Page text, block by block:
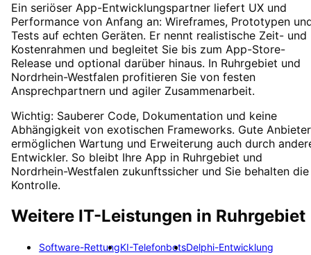
Ein seriöser App-Entwicklungspartner liefert UX und
Performance von Anfang an: Wireframes, Prototypen
Tests auf echten Geräten. Er nennt realistische Zeit- und
Kostenrahmen und begleitet Sie bis zum App-Store-
Release und optional darüber hinaus. In Ruhrgebiet und
Nordrhein-Westfalen profitieren Sie von festen
Ansprechpartnern und agiler Zusammenarbeit.
Wichtig: Sauberer Code, Dokumentation und keine
Abhängigkeit von exotischen Frameworks. Gute Anbieter
ermöglichen Wartung und Erweiterung auch durch
Entwickler. So bleibt Ihre App in Ruhrgebiet und
Nordrhein-Westfalen zukunftssicher und Sie behalten die
Kontrolle.
Weitere IT-Leistungen in Ruhrgebiet
Software-RettungKI-TelefonbotsDelphi-Entwicklung